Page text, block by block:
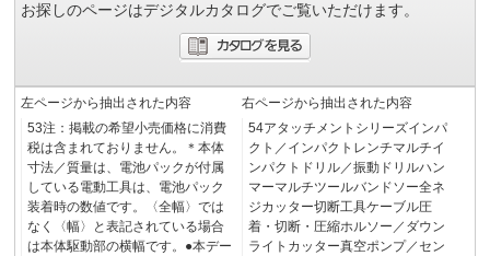
お探しのページはデジタルカタログでご覧いただけます。
左ページから抽出された内容
53注：掲載の希望小売価格に消費
税は含まれておりません。＊本体
寸法／質量は、電池パックが付属
している電動工具は、電池パック
装着時の数値です。〈全幅〉では
なく〈幅〉と表記されている場合
は本体駆動部の横幅です。●本デー
右ページから抽出された内容
54アタッチメントシリーズインパ
クト／インパクトレンチマルチイ
ンパクトドリル／振動ドリルハン
マーマルチツールバンドソー全ネ
ジカッター切断工具ケーブル圧
着・切断・圧縮ホルソー／ダウン
ライトカッター真空ポンプ／セン